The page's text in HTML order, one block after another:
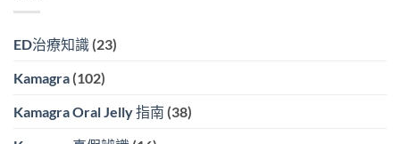
ED治療知識 (23)
Kamagra (102)
Kamagra Oral Jelly 指南 (38)